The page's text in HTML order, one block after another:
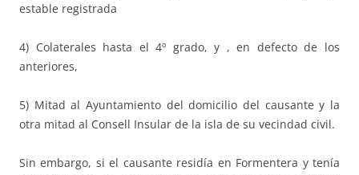
estable registrada
4) Colaterales hasta el 4º grado, y , en defecto de los
anteriores,
5) Mitad al Ayuntamiento del domicilio del causante y la
otra mitad al Consell Insular de la isla de su vecindad civil.
Sin embargo, si el causante residía en Formentera y tenía